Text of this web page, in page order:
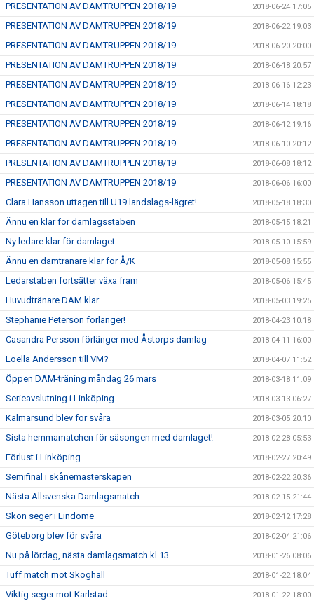
PRESENTATION AV DAMTRUPPEN 2018/19 2018-06-24 17:05
PRESENTATION AV DAMTRUPPEN 2018/19 2018-06-22 19:03
PRESENTATION AV DAMTRUPPEN 2018/19 2018-06-20 20:00
PRESENTATION AV DAMTRUPPEN 2018/19 2018-06-18 20:57
PRESENTATION AV DAMTRUPPEN 2018/19 2018-06-16 12:23
PRESENTATION AV DAMTRUPPEN 2018/19 2018-06-14 18:18
PRESENTATION AV DAMTRUPPEN 2018/19 2018-06-12 19:16
PRESENTATION AV DAMTRUPPEN 2018/19 2018-06-10 20:12
PRESENTATION AV DAMTRUPPEN 2018/19 2018-06-08 18:12
PRESENTATION AV DAMTRUPPEN 2018/19 2018-06-06 16:00
Clara Hansson uttagen till U19 landslags-lägret! 2018-05-18 18:30
Ännu en klar för damlagsstaben 2018-05-15 18:21
Ny ledare klar för damlaget 2018-05-10 15:59
Ännu en damtränare klar för Å/K 2018-05-08 15:55
Ledarstaben fortsätter växa fram 2018-05-06 15:45
Huvudtränare DAM klar 2018-05-03 19:25
Stephanie Peterson förlänger! 2018-04-23 10:18
Casandra Persson förlänger med Åstorps damlag 2018-04-11 16:00
Loella Andersson till VM? 2018-04-07 11:52
Öppen DAM-träning måndag 26 mars 2018-03-18 11:09
Serieavslutning i Linköping 2018-03-13 06:27
Kalmarsund blev för svåra 2018-03-05 20:10
Sista hemmamatchen för säsongen med damlaget! 2018-02-28 05:53
Förlust i Linköping 2018-02-27 20:49
Semifinal i skånemästerskapen 2018-02-22 20:36
Nästa Allsvenska Damlagsmatch 2018-02-15 21:44
Skön seger i Lindome 2018-02-12 17:28
Göteborg blev för svåra 2018-02-04 21:06
Nu på lördag, nästa damlagsmatch kl 13 2018-01-26 08:06
Tuff match mot Skoghall 2018-01-22 18:04
Viktig seger mot Karlstad 2018-01-22 18:00